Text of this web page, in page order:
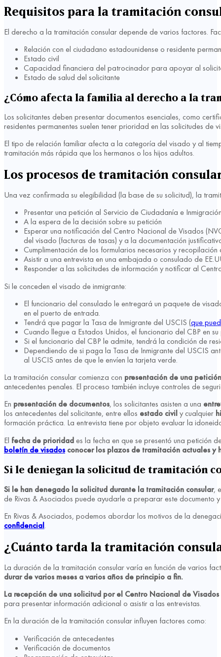
Requisitos para la tramitación
El derecho a la tramitación consular depende de varios factores.
Relación con el ciudadano estadounidense o residente
Estado civil
Capacidad financiera del patrocinador para apoyar al
Estado de salud del solicitante
¿Cómo afecta la familia al derecho a la
Los solicitantes deben presentar documentos esenciales, como
residentes permanentes suelen tener prioridad en las solicitudes de
El tipo de relación familiar afecta a la categoría del visado y al
tramitación más rápida que los hermanos o los hijos adultos.
Los procesos de tramitación
Una vez confirmada su elegibilidad (la base de su solicitud), la
Presentar una petición al Servicio de Ciudadanía e
A la espera de la decisión sobre su petición
Esperar una notificación del Centro Nacional de Visados
del visado (facturas de tasas) y a la documentación
Cumplimentación de los formularios necesarios y
Asistir a una entrevista en una embajada o consulado de
Responder a las solicitudes de información y notificar al
Si le conceden el visado de inmigrante:
El funcionario del consulado le entregará un paquete de
en el puerto de entrada.
Tendrá que pagar la Tasa de Inmigrante del USCIS (que
Cuando llegue a Estados Unidos, el funcionario del CBP en
Si el funcionario del CBP le admite, tendrá la condición de
Dependiendo de si paga la Tasa de Inmigrante del USCIS
al USCIS antes de que le envíen la tarjeta verde.
La tramitación consular comienza con presentación de una petición
antecedentes penales. El proceso también incluye controles de
En presentación de documentos, los solicitantes asisten a una
los antecedentes del solicitante, entre ellos estado civily cualquier
formación práctica. La entrevista tiene por objeto evaluar la
El fecha de prioridades la fecha en que se presentó una petición
boletín de visadosconocer los plazos de tramitación actuales y
Si le deniegan la solicitud de tramitación
Si le han denegado la solicitud durante la tramitación consular,
de Rivas & Asociados puede ayudarle a preparar este documento
En Rivas & Asociados, podemos abordar los motivos de la
confidencial.
¿Cuánto tarda la tramitación
La duración de la tramitación consular varía en función de varios
durar de varios meses a varios años de principio a fin.
La recepción de una solicitud por el Centro Nacional de
para presentar información adicional o asistir a las entrevistas.
En la duración de la tramitación consular influyen factores como:
Verificación de antecedentes
Verificación de documentos